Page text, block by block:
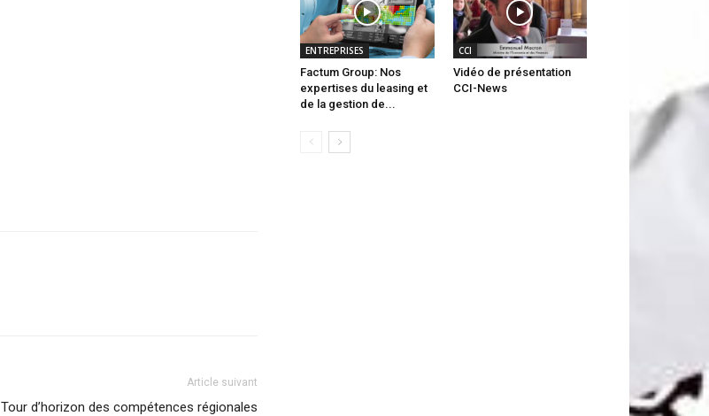
Article suivant
Tour d’horizon des compétences régionales
ENTREPRISES
Factum Group: Nos
expertises du leasing et
de la gestion de...
CCI
Vidéo de présentation
CCI-News